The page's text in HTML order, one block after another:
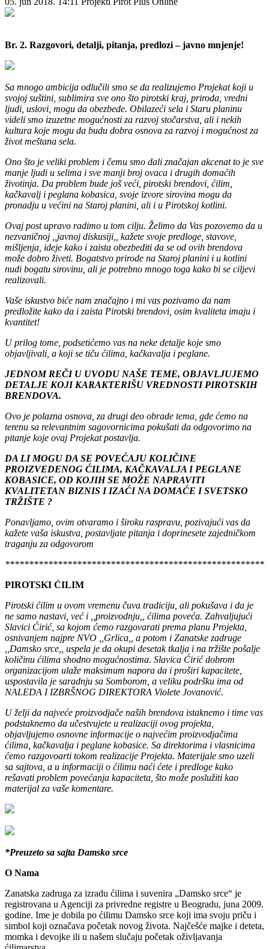
05. jun 2018. 14:11
Sa mnogo ambicija odlučili smo se da realizujemo Projekat koji u
svojoj suštini, sublimira sve ono što pirotski kraj, priroda, vredni
ljudi, uslovi, mogu da obezbede. Obilazeći sela i Staru planinu
videli smo izuzetne mogućnosti za razvoj stočarstva, ali i nekih
kultura koje mogu da budu dobra osnova za razvoj i mogućnost za
Ono što je veliki problem i čemu smo dali značajan akcenat to je sve
manje ljudi u selima i sve manji broj ovaca i drugih domaćih
životinja. Da problem bude još veći, pirotski brendovi, ćilim,
kačkavalj i peglana kobasica, svoje izvore sirovina mogu da
Ovaj post upravo radimo u tom cilju. Želimo da Vas pozovemo da u
nezvaničnoj ,,javnoj diskusiji,, kažete svoje predloge, stavove,
mišljenja, ideje kako i zaista obezbediti da se od ovih brendova
može dobro živeti. Bogatstvo prirode na Staroj planini i u kotlini
nudi bogatu sirovinu, ali je potrebno mnogo toga kako bi se ciljevi
Vaše iskustvo biće nam značajno i mi vas pozivamo da nam
predložite kako da i zaista Pirotski brendovi, osim kvaliteta imaju i
U prilog tome, podsetićemo vas na neke detalje koje smo
JEDNOM REČI U UVODU NAŠE TEME, OBJAVLJUJEMO
DETALJE KOJI KARAKTERIŠU VREDNOSTI PIROTSKIH
Ovo je polazna osnova, za drugi deo obrade tema, gde ćemo na
terenu sa relevantnim sagovornicima pokušati da odgovorimo na
DA LI MOGU DA SE POVEĆAJU KOLIČINE
PROIZVEDENOG ĆILIMA, KAČKAVALJA I PEGLANE
KOBASICE, OD KOJIH SE MOŽE NAPRAVITI
KVALITETAN BIZNIS I IZAĆI NA DOMAĆE I SVETSKO
Ponavljamo, ovim otvaramo i široku raspravu, pozivajući vas da
kažete vaša iskustva, postavljate pitanja i doprinesete zajedničkom
Pirotski ćilim u ovom vremenu čuva tradiciju, ali pokušava i da je
ne samo nastavi, već i ,,proizvodnju,, ćilima poveća. Zahvaljujući
Slavici Ćirić, sa kojom ćemo razgovarati prema planu Projekta,
osnivanjem najpre NVO ,,Grlica,, a potom i Zanatske zadruge
,,Damsko srce,, uspela je da okupi desetak tkalja i na tržište pošalje
količinu ćilima shodno mogućnostima. Slavica Ćirić dobrom
organizacijom ulaže maksimum napora da i proširi kapacitete,
uspostavila je saradnju sa Somborom, a veliku podršku ima od
U želji da najveće proizvodjače naših brendova istaknemo i time vas
podstaknemo da učestvujete u realizaciji ovog projekta,
objavljujemo osnovne informacije o najvećim proizvodjačima
ćilima, kačkavalja i peglane kobasice. Sa direktorima i vlasnicima
ćemo razgovoarti tokom realizacije Projekta. Materijale smo uzeli
sa sajtova, a u informaciji o ćilimu naći ćete i predloge kako
rešavati problem povećanja kapaciteta, što može poslužiti kao
Zanatska zadruga za izradu ćilima i suvenira „Damsko srce“ je
registrovana u Agenciji za privredne registre u Beogradu, juna 2009.
godine. Ime je dobila po ćilimu Damsko srce koji ima svoju priču i
simbol koji označava početak novog života. Najčešće majke i deteta,